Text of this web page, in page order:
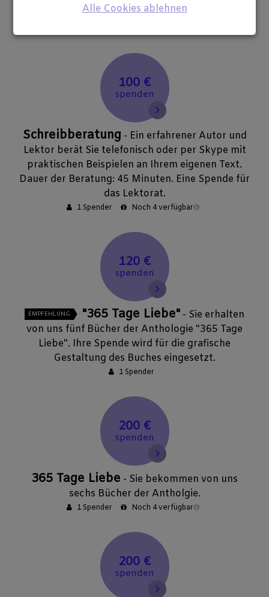
Solidaritätspreis für die Herstellung des Buches.
100 €
spenden
Schreibberatung- Ein erfahrener Autor und
Lektor berät Sie telefonisch oder per Skype mit
praktischen Beispielen an Ihrem eigenen Text.
Dauer der Beratung: 45 Minuten. Eine Spende für
das Lektorat.
1 Spender Noch 4 verfügbar
120 €
spenden
EMPFEHLUNG "365 Tage Liebe" - Sie erhalten
von uns fünf Bücher der Anthologie "365 Tage
Liebe". Ihre Spende wird für die grafische
Gestaltung des Buches eingesetzt.
1 Spender
200 €
spenden
365 Tage Liebe - Sie bekommen von uns
sechs Bücher der Antholgie.
1 Spender Noch 4 verfügbar
200 €
spenden
Alle Cookies ablehnen